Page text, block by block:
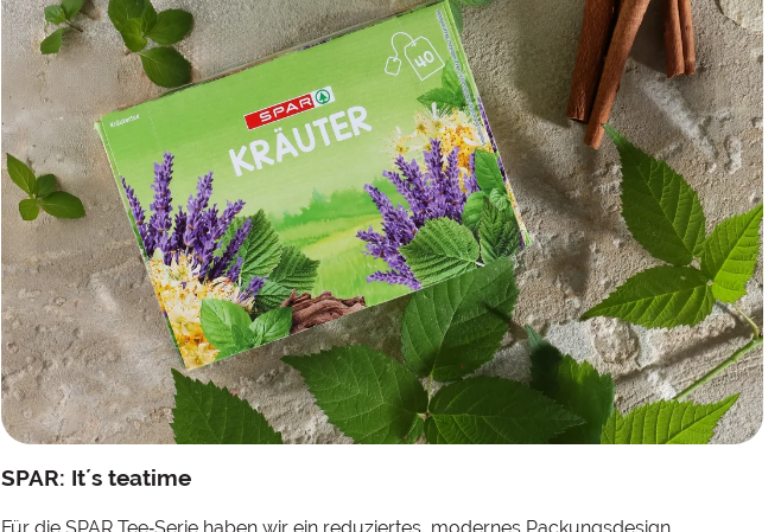
SPAR: It´s teatime
Für die SPAR Tee‑Serie haben wir ein reduziertes, modernes Packungsdesign